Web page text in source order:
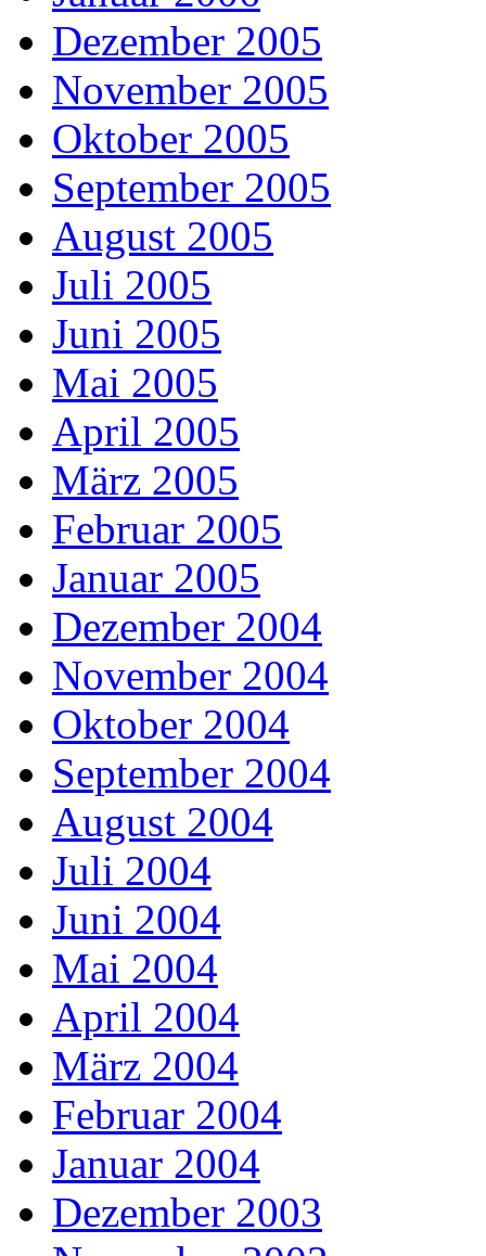
Dezember 2005
November 2005
Oktober 2005
September 2005
August 2005
Juli 2005
Juni 2005
Mai 2005
April 2005
März 2005
Februar 2005
Januar 2005
Dezember 2004
November 2004
Oktober 2004
September 2004
August 2004
Juli 2004
Juni 2004
Mai 2004
April 2004
März 2004
Februar 2004
Januar 2004
Dezember 2003